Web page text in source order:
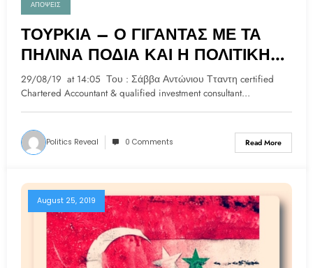
ΑΠΟΨΕΙΣ
ΤΟΥΡΚΙΑ – Ο ΓΙΓΑΝΤΑΣ ΜΕ ΤΑ
ΠΗΛΙΝΑ ΠΟΔΙΑ ΚΑΙ Η ΠΟΛΙΤΙΚΗ
ΤΩΝ ΕΝΤΑΣΕΩΝ ΣΤΗΝ ΚΥΠΡΙΑΚΗ
ΑΟΖ
29/08/19 at 14:05 Του : Σάββα Αντώνιου Τταντη certified
Chartered Accountant & qualified investment consultant…
Politics Reveal 0 Comments Read More
August 25, 2019